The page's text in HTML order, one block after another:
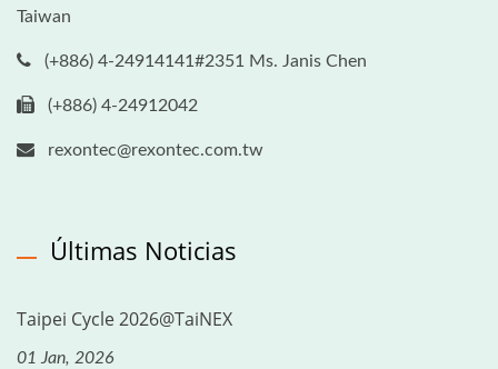
Taiwan
(+886) 4-24914141#2351 Ms. Janis Chen
(+886) 4-24912042
rexontec@rexontec.com.tw
Últimas Noticias
Taipei Cycle 2026@TaiNEX
01 Jan, 2026